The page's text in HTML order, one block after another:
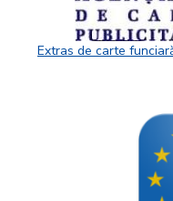
Extras de carte